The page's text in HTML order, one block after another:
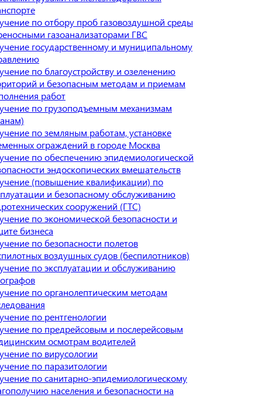
по отбору проб газовоздушной среды
газоанализаторами ГВС
государственному и муниципальному
по благоустройству и озеленению
и безопасным методам и приемам
работ
по грузоподъемным механизмам
по земляным работам, установке
ограждений в городе Москва
по обеспечению эпидемиологической
эндоскопических вмешательств
(повышение квалификации) по
и безопасному обслуживанию
сооружений (ГТС)
по экономической безопасности и
бизнеса
по безопасности полетов
воздушных судов (беспилотников)
по эксплуатации и обслуживанию
по органолептическим методам
по рентгенологии
по предрейсовым и послерейсовым
осмотрам водителей
по вирусологии
по паразитологии
по санитарно-эпидемиологическому
населения и безопасности на